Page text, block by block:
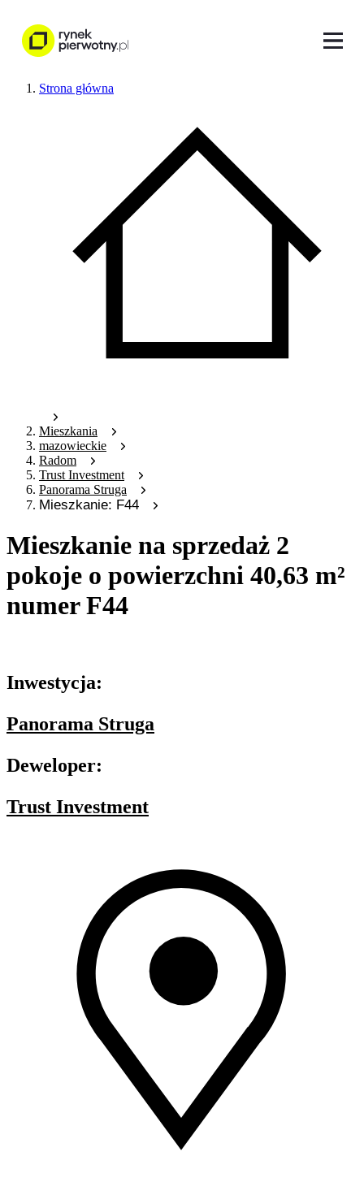
Strona główna
Mieszkania
mazowieckie
Radom
Trust Investment
Panorama Struga
Mieszkanie: F44
Mieszkanie na sprzedaż 2
pokoje o powierzchni 40,63 m²
numer F44
Inwestycja:
Panorama Struga
Deweloper:
Trust Investment